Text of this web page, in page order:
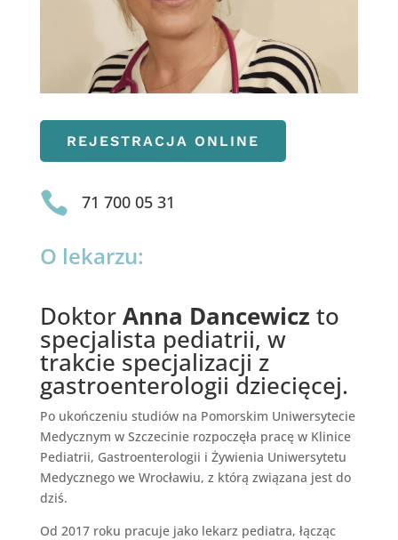
REJESTRACJA ONLINE
 71 700 05 31
O lekarzu:
DoktorAnna Dancewicz to
specjalista pediatrii, w
trakcie specjalizacji z
gastroenterologii dziecięcej.
Po ukończeniu studiów na Pomorskim Uniwersytecie
Medycznym w Szczecinie rozpoczęła pracę w Klinice
Pediatrii, Gastroenterologii i Żywienia Uniwersytetu
Medycznego we Wrocławiu, z którą związana jest do
dziś.
Od 2017 roku pracuje jako lekarz pediatra, łącząc